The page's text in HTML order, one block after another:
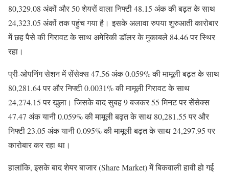
80,329.08 अंकों और 50 शेयरों वाला निफ्टी 48.15 अंक की बढ़त के साथ
24,323.05 अंकों तक पहुंच गया है। इसके अलावा रुपया शुरुआती कारोबार
में छह पैसे की गिरावट के साथ अमेरिकी डॉलर के मुकाबले 84.46 पर स्थिर
रहा।
प्री-ओपनिंग सेशन में सेंसेक्स 47.56 अंक 0.059% की मामूली बढ़त के साथ
80,281.64 पर और निफ्टी 0.0031% की मामूली गिरावट के साथ
24,274.15 पर खुला। जिसके बाद सुबह 9 बजकर 55 मिनट पर सेंसेक्स
47.47 अंक यानी 0.059% की मामूली बढ़त के साथ 80,281.55 पर और
निफ्टी 23.05 अंक यानी 0.095% की मामूली बढ़त के साथ 24,297.95 पर
कारोबार कर रहा था।
हालांकि, इसके बाद शेयर बाजार (Share Market) में बिकवाली हावी हो गई